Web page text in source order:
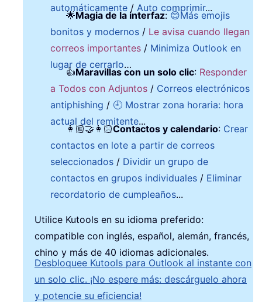
automáticamente / Auto comprimir...
🌟Magia de la interfaz:😊Más emojis
bonitos y modernos / Le avisa cuando llegan
correos importantes / Minimiza Outlook en
lugar de cerrarlo…
👍Maravillas con un solo clic: Responder
a Todos con Adjuntos / Correos electrónicos
antiphishing / 🕘 Mostrar zona horaria: hora
actual del remitente...
👩🏼‍🤝‍👩🏻Contactos y calendario: Crear
contactos en lote a partir de correos
seleccionados / Dividir un grupo de
contactos en grupos individuales / Eliminar
recordatorio de cumpleaños...
Utilice Kutools en su idioma preferido:
compatible con inglés, español, alemán, francés,
chino y más de 40 idiomas adicionales.
Desbloquee Kutools para Outlook al instante con
un solo clic. ¡No espere más: descárguelo ahora
y potencie su eficiencia!